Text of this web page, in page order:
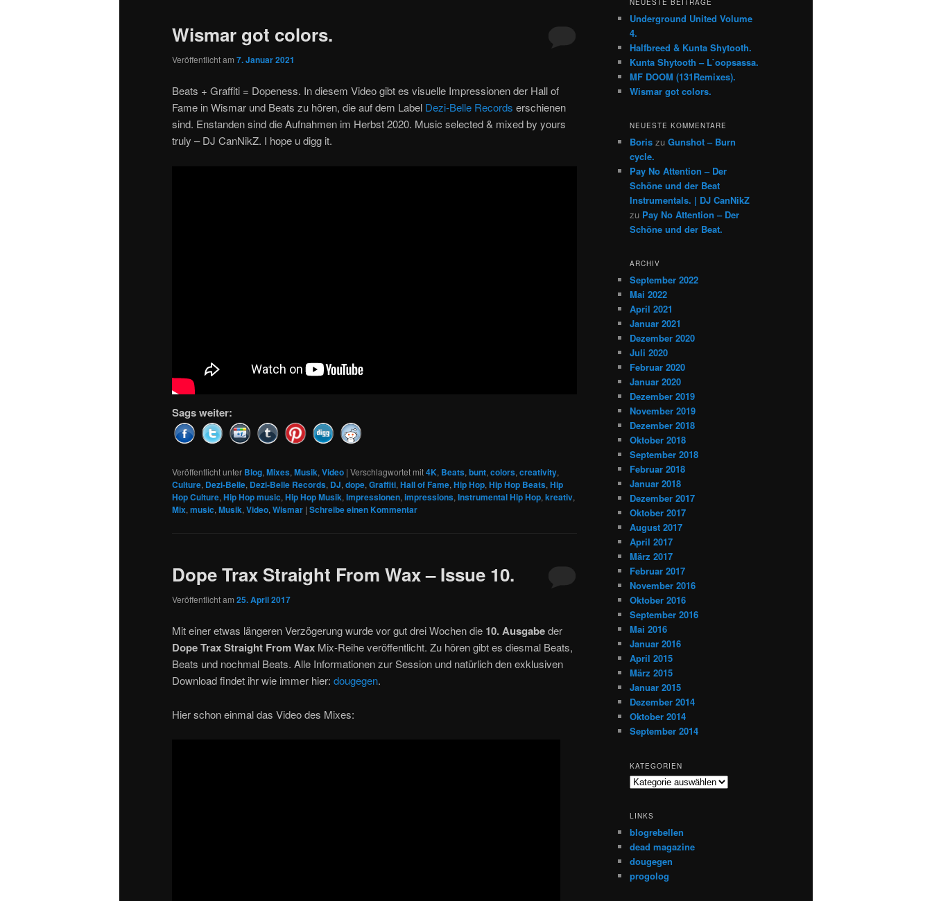
Wismar got colors.
Veröffentlicht am 7. Januar 2021
Beats + Graffiti = Dopeness. In diesem Video gibt es visuelle Impressionen der Hall of
Fame in Wismar und Beats zu hören, die auf dem Label Dezi-Belle Records erschienen
sind. Enstanden sind die Aufnahmen im Herbst 2020. Music selected & mixed by yours
truly – DJ CanNikZ. I hope u digg it.
Sags weiter:
Veröffentlicht unter Blog, Mixes, Musik, Video | Verschlagwortet mit4K, Beats, bunt, colors, creativity,
Culture, Dezi-Belle, Dezi-Belle Records, DJ, dope, Graffiti, Hall of Fame, Hip Hop, Hip Hop Beats, Hip
Hop Culture, Hip Hop music, Hip Hop Musik, Impressionen, impressions, Instrumental Hip Hop, kreativ,
Mix, music, Musik, Video, Wismar | Schreibe einen Kommentar
Dope Trax Straight From Wax – Issue 10.
Veröffentlicht am 25. April 2017
Mit einer etwas längeren Verzögerung wurde vor gut drei Wochen die 10. Ausgabeder
Dope Trax Straight From Wax Mix-Reihe veröffentlicht. Zu hören gibt es diesmal Beats,
Beats und nochmal Beats. Alle Informationen zur Session und natürlich den exklusiven
Download findet ihr wie immer hier: dougegen.
Hier schon einmal das Video des Mixes:
Underground United Volume
4.
Halfbreed & Kunta Shytooth.
Kunta Shytooth – L​`​oopsassa.
MF DOOM (131Remixes).
Wismar got colors.
NEUESTE KOMMENTARE
Boris zu Gunshot – Burn
cycle.
Pay No Attention – Der
Schöne und der Beat
Instrumentals. | DJ CanNikZ
zu Pay No Attention – Der
Schöne und der Beat.
ARCHIV
September 2022
Mai 2022
April 2021
Januar 2021
Dezember 2020
Juli 2020
Februar 2020
Januar 2020
Dezember 2019
November 2019
Dezember 2018
Oktober 2018
September 2018
Februar 2018
Januar 2018
Dezember 2017
Oktober 2017
August 2017
April 2017
März 2017
Februar 2017
November 2016
Oktober 2016
September 2016
Mai 2016
Januar 2016
April 2015
März 2015
Januar 2015
Dezember 2014
Oktober 2014
September 2014
KATEGORIEN
Kategorien
LINKS
blogrebellen
dead magazine
dougegen
progolog